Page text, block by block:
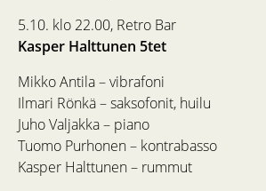
5.10. klo 22.00, Retro Bar
Kasper Halttunen 5tet
Mikko Antila – vibrafoni
Ilmari Rönkä – saksofonit, huilu
Juho Valjakka – piano
Tuomo Purhonen – kontrabasso
Kasper Halttunen – rummut